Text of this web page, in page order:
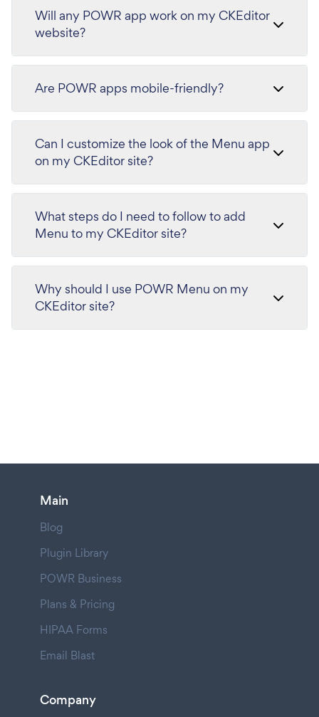
Will any POWR app work on my CKEditor
website?
Are POWR apps mobile-friendly?
Can I customize the look of the Menu app
on my CKEditor site?
What steps do I need to follow to add
Menu to my CKEditor site?
Why should I use POWR Menu on my
CKEditor site?
Main
Blog
Plugin Library
POWR Business
Plans & Pricing
HIPAA Forms
Email Blast
Company